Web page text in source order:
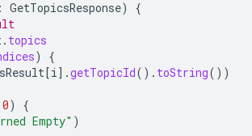
: GetTopicsResponse)
{
. topics
)
{
[i] .getTopicId(). toString())
0)
{
Empty" )